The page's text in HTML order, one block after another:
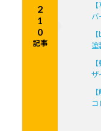
2
1
0
記事
バ
塗
ザ
コ